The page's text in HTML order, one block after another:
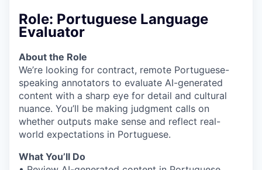
Role: Portuguese Language
Evaluator
About the Role
We’re looking for contract, remote Portuguese-
speaking annotators to evaluate AI-generated
content with a sharp eye for detail and cultural
nuance. You’ll be making judgment calls on
whether outputs make sense and reflect real-
world expectations in Portuguese.
What You’ll Do